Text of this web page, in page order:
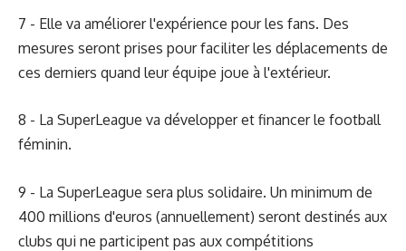
7 - Elle va améliorer l'expérience pour les fans. Des
mesures seront prises pour faciliter les déplacements de
ces derniers quand leur équipe joue à l'extérieur.
8 - La SuperLeague va développer et financer le football
féminin.
9 - La SuperLeague sera plus solidaire. Un minimum de
400 millions d'euros (annuellement) seront destinés aux
clubs qui ne participent pas aux compétitions